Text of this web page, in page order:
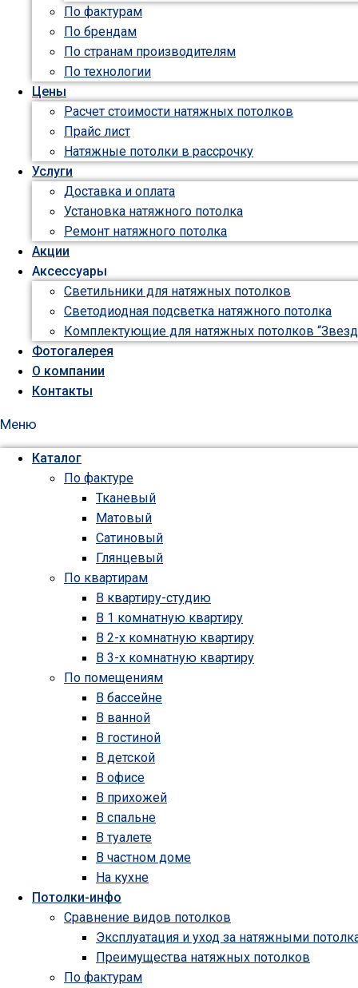
По фактурам
По брендам
По странам производителям
По технологии
Цены
Расчет стоимости натяжных потолков
Прайс лист
Натяжные потолки в рассрочку
Услуги
Доставка и оплата
Установка натяжного потолка
Ремонт натяжного потолка
Акции
Аксессуары
Светильники для натяжных потолков
Светодиодная подсветка натяжного потолка
Комплектующие для натяжных потолков
Фотогалерея
О компании
Контакты
Меню
Каталог
По фактуре
Тканевый
Матовый
Сатиновый
Глянцевый
По квартирам
В квартиру-студию
В 1 комнатную квартиру
В 2-х комнатную квартиру
В 3-х комнатную квартиру
По помещениям
В бассейне
В ванной
В гостиной
В детской
В офисе
В прихожей
В спальне
В туалете
В частном доме
На кухне
Потолки-инфо
Сравнение видов потолков
Эксплуатация и уход за натяжными
Преимущества натяжных потолков
По фактурам